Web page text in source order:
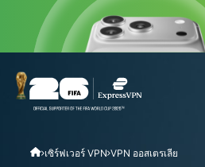
เซิร์ฟเวอร์ VPN VPN ออสเตรเลีย